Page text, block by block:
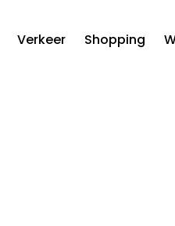
Verkeer Shopping